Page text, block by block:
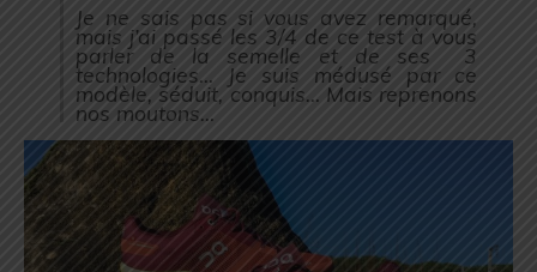
Je ne sais pas si vous avez remarqué,
mais j’ai passé les 3/4 de ce test à vous
parler de la semelle et de ses 3
technologies… Je suis médusé par ce
modèle, séduit, conquis… Mais reprenons
nos moutons…